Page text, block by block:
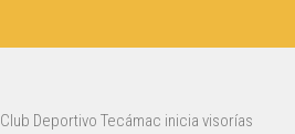
Club Deportivo Tecámac inicia visorías